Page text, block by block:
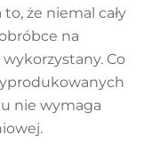
że niemal cały
na
Co
nie wymaga